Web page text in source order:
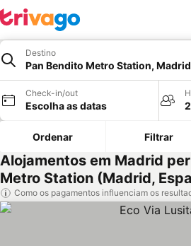
Destino
Pan Bendito Metro Station, Madrid
Check-in/out
Escolha as datas
Ordenar Filtrar
Alojamentos em Madrid
Metro Station (Madrid,
Como os pagamentos influenciam os